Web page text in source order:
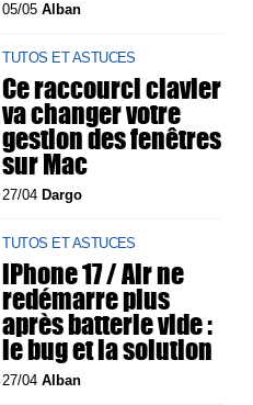
05/05Alban
TUTOS ET ASTUCES
Ce raccourci clavier
va changer votre
gestion des fenêtres
sur Mac
27/04 Dargo
TUTOS ET ASTUCES
iPhone 17 / Air ne
redémarre plus
après batterie vide :
le bug et la solution
27/04Alban